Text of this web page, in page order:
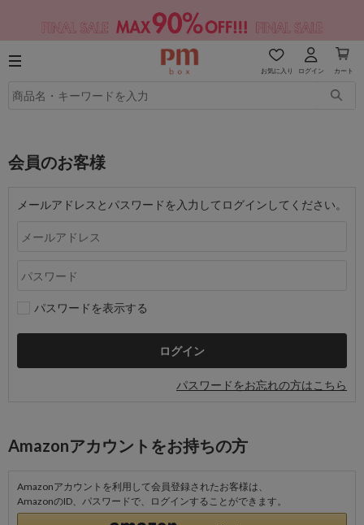
お気に入り ログイン カート
会員のお客様
メールアドレスとパスワードを入力してログインしてください。
パスワードを表示する
パスワードをお忘れの方はこちら
Amazonアカウントをお持ちの方
Amazonアカウントを利用して会員登録されたお客様は、
AmazonのID、パスワードで、ログインすることができます。